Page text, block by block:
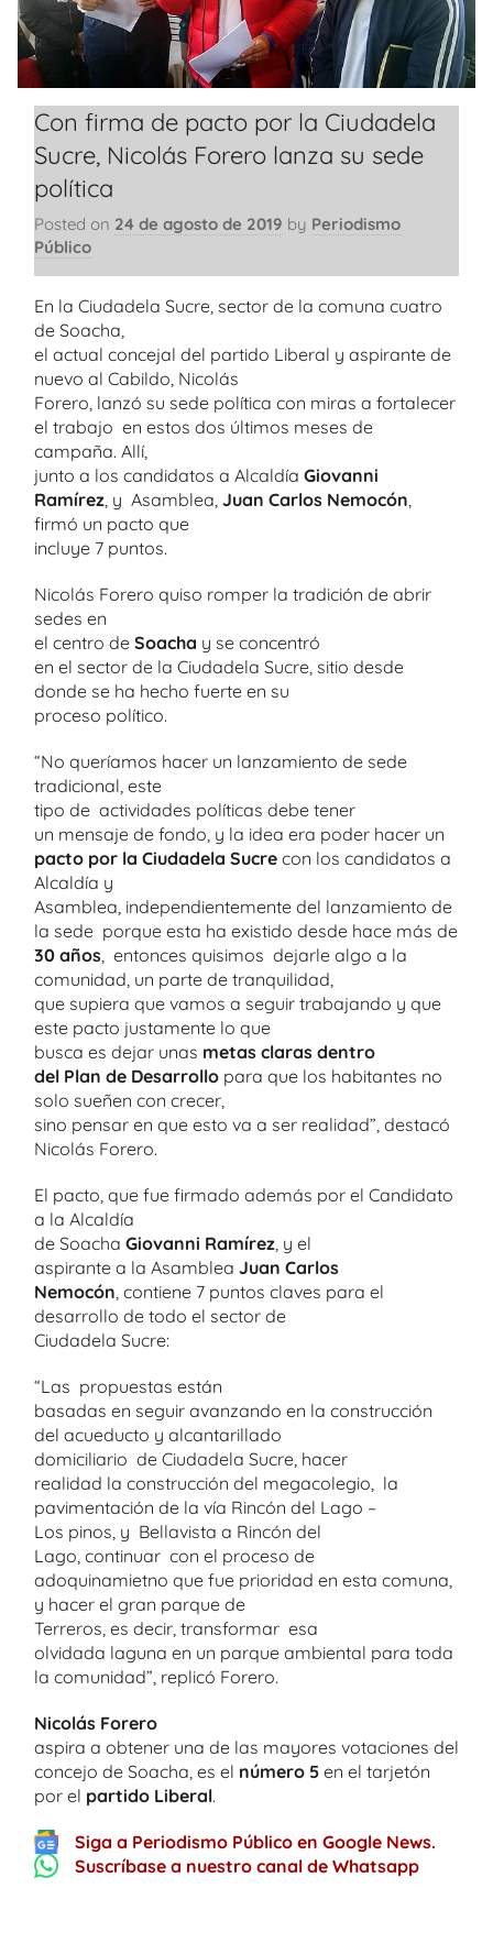
Con firma de pacto por la Ciudadela
Sucre, Nicolás Forero lanza su sede
política
Posted on 24 de agosto de 2019 by Periodismo
Público
En la Ciudadela Sucre, sector de la comuna cuatro
de Soacha,
el actual concejal del partido Liberal y aspirante de
nuevo al Cabildo, Nicolás
Forero, lanzó su sede política con miras a fortalecer
el trabajo en estos dos últimos meses de
campaña. Allí,
junto a los candidatos a Alcaldía Giovanni
Ramírez , y Asamblea, Juan Carlos Nemocón
firmó un pacto que
incluye 7 puntos.
Nicolás Forero quiso romper la tradición de abrir
sedes en
el centro de Soacha y se concentró
en el sector de la Ciudadela Sucre, sitio desde
donde se ha hecho fuerte en su
proceso político.
“No queríamos hacer un lanzamiento de sede
tradicional, este
tipo de actividades políticas debe tener
un mensaje de fondo, y la idea era poder hacer un
pacto por la Ciudadela Sucre con los candidatos a
Alcaldía y
Asamblea, independientemente del lanzamiento de
la sede porque esta ha existido desde hace más de
30 años , entonces quisimos dejarle algo a la
comunidad, un parte de tranquilidad,
que supiera que vamos a seguir trabajando y que
este pacto justamente lo que
busca es dejar unas metas claras dentro
del Plan de Desarrollo para que los habitantes no
solo sueñen con crecer,
sino pensar en que esto va a ser realidad”, destacó
Nicolás Forero.
El pacto, que fue firmado además por el Candidato
a la Alcaldía
de Soacha Giovanni Ramírez , y el
aspirante a la Asamblea Juan Carlos
Nemocón , contiene 7 puntos claves para el
desarrollo de todo el sector de
Ciudadela Sucre:
“Las propuestas están
basadas en seguir avanzando en la construcción
del acueducto y alcantarillado
domiciliario de Ciudadela Sucre, hacer
realidad la construcción del megacolegio, la
pavimentación de la vía Rincón del Lago –
Los pinos, y Bellavista a Rincón del
Lago, continuar con el proceso de
adoquinamietno que fue prioridad en esta comuna,
y hacer el gran parque de
Terreros, es decir, transformar esa
olvidada laguna en un parque ambiental para toda
la comunidad”, replicó Forero.
Nicolás Forero
aspira a obtener una de las mayores votaciones del
concejo de Soacha, es el número 5 en el tarjetón
por el partido Liberal.
Siga a Periodismo Público en Google News.
Suscríbase a nuestro canal de Whatsapp